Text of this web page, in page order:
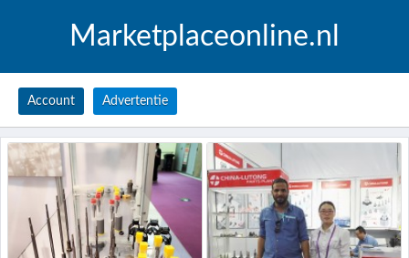
Marketplaceonline.nl
Account Advertentie